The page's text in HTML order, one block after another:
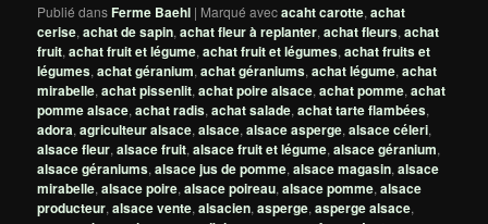
Publié dansFerme Baehl | Marqué avecacaht carotte,achat
cerise,achat de sapin,achat fleur à replanter,achat fleurs,achat
fruit,achat fruit et légume,achat fruit et légumes,achat fruits et
légumes,achat géranium,achat géraniums,achat légume,achat
mirabelle,achat pissenlit,achat poire alsace,achat pomme,achat
pomme alsace,achat radis,achat salade,achat tarte flambées,
adora,agriculteur alsace,alsace,alsace asperge,alsace céleri,
alsace fleur,alsace fruit,alsace fruit et légume,alsace géranium,
alsace géraniums,alsace jus de pomme,alsace magasin,alsace
mirabelle,alsace poire,alsace poireau,alsace pomme,alsace
producteur,alsace vente,alsacien,asperge,asperge alsace,